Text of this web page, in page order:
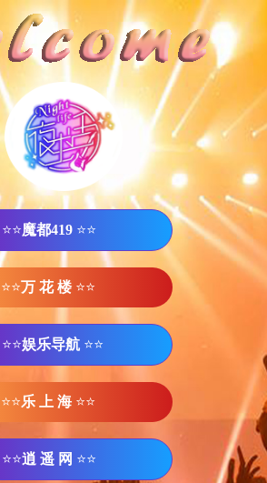
⭐⭐魔都419 ⭐⭐
⭐⭐万 花 楼 ⭐⭐
⭐⭐娱乐导航 ⭐⭐
⭐⭐乐 上 海 ⭐⭐
⭐⭐逍 遥 网 ⭐⭐